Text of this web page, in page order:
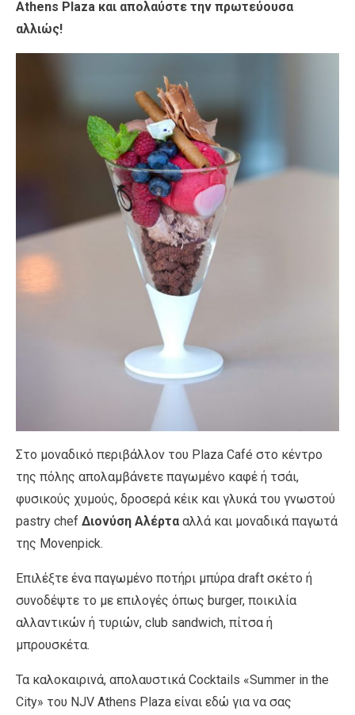
Athens Plaza και απολαύστε την πρωτεύουσα
αλλιώς!
Στο μοναδικό περιβάλλον του Plaza Café στο κέντρο
της πόλης απολαμβάνετε παγωμένο καφέ ή τσάι,
φυσικούς χυμούς, δροσερά κέικ και γλυκά του γνωστού
pastry chef Διονύση Αλέρτα αλλά και μοναδικά παγωτά
της Movenpick.
Επιλέξτε ένα παγωμένο ποτήρι μπύρα draft σκέτο ή
συνοδέψτε το με επιλογές όπως burger, ποικιλία
αλλαντικών ή τυριών, club sandwich, πίτσα ή
μπρουσκέτα.
Τα καλοκαιρινά, απολαυστικά Cocktails «Summer in the
City» του NJV Athens Plaza είναι εδώ για να σας